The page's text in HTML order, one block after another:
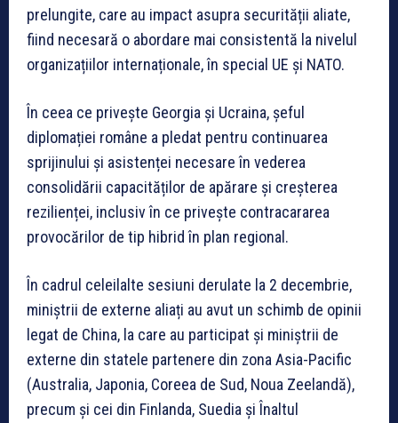
prelungite, care au impact asupra securității aliate,
fiind necesară o abordare mai consistentă la nivelul
organizațiilor internaționale, în special UE și NATO.
În ceea ce privește Georgia și Ucraina, șeful
diplomației române a pledat pentru continuarea
sprijinului și asistenței necesare în vederea
consolidării capacităților de apărare și creșterea
rezilienței, inclusiv în ce privește contracararea
provocărilor de tip hibrid în plan regional.
În cadrul celeilalte sesiuni derulate la 2 decembrie,
miniștrii de externe aliați au avut un schimb de opinii
legat de China, la care au participat și miniștrii de
externe din statele partenere din zona Asia-Pacific
(Australia, Japonia, Coreea de Sud, Noua Zeelandă),
precum și cei din Finlanda, Suedia și Înaltul